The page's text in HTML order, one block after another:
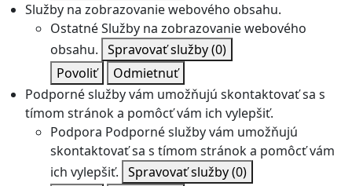
Služby na zobrazovanie webového obsahu.
OstatnéSlužby na zobrazovanie webového
obsahu. Spravovať služby(0)
Povoliť
Odmietnuť
Podporné služby vám umožňujú skontaktovať sa s
tímom stránok a pomôcť vám ich vylepšiť.
Podpora Podporné služby vám umožňujú
skontaktovať sa s tímom stránok a pomôcť vám
ich vylepšiť. Spravovať služby(0)